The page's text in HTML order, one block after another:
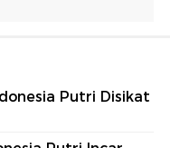
Putri Disikat